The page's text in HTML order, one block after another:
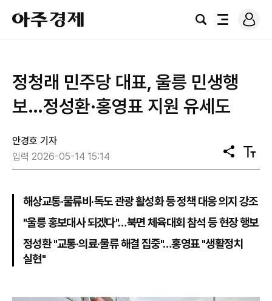
아
주
경
검
전
로
그
정청래 민주당 대표, 울릉 민생행
보…정성환·홍영표 지원 유세도
안경호 기자
입력 2026-05-14 15:14
공
유
텍
스
기
해상교통·물류비·독도 관광 활성화 등 정책 대응 의지 강조
"울릉 홍보대사 되겠다"…북면 체육대회 참석 등 현장 행보
정성환 "교통·의료·물류 해결 집중"…홍영표 "생활정치
실현"